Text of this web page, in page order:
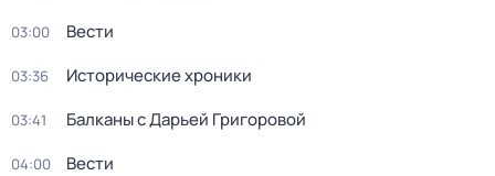
03:00 Вести
03:36 Исторические хроники
03:41 Балканы с Дарьей Григоровой
04:00 Вести